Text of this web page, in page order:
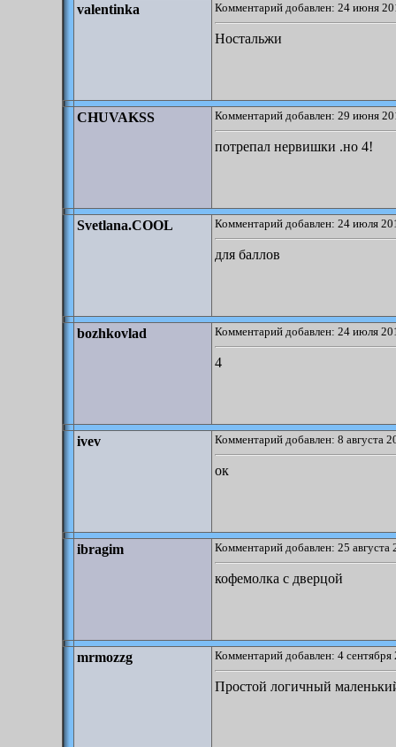
valentinka Комментарий добавлен: 24 июня
Ностальжи
CHUVAKSS Комментарий добавлен: 29 июня
потрепал нервишки .но 4!
Svetlana.COOL Комментарий добавлен: 24 июля
для баллов
bozhkovlad Комментарий добавлен: 24 июля
4
ivev Комментарий добавлен: 8 августа
ок
ibragim Комментарий добавлен: 25 августа
кофемолка с дверцой
mrmozzg Комментарий добавлен: 4
Простой логичный